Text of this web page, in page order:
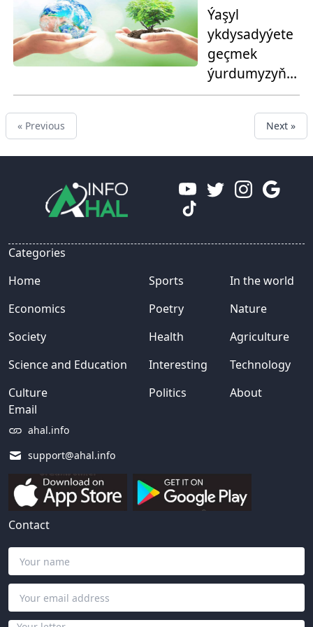
Ýaşyl
ykdysadyýete
geçmek
ýurdumyzyň
möhüm ugry
« Previous Next »
Email
ahal.info
support@ahal.info
Categories
Home
Economics
Society
Science and Education
Culture
Sports
Poetry
Health
Interesting
Politics
In the world
Nature
Agriculture
Technology
About
Contact